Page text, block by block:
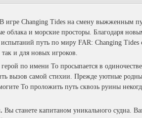
В игре Changing Tides на смену выжженным
облака и морские просторы. Благодаря
путь по миру FAR: Changing Tides
и для новых игроков.
по имени То просыпается в
вызов самой стихии. Прежде уютные
То проложить путь сквозь руины
Вы станете капитаном уникального судна.